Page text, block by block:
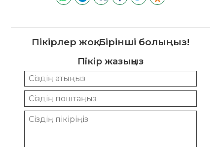
Пікірлер жоқ. Бірінші болыңыз!
Пікір жазыңыз